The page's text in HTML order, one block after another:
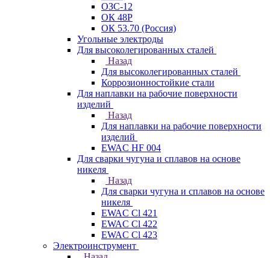
ОЗС-12
ОК 48Р
ОК 53.70 (Россия)
Угольные электроды
Для высоколегированных сталей
Назад
Для высоколегированных сталей
Коррозионностойкие стали
Для наплавки на рабочие поверхности
изделий
Назад
Для наплавки на рабочие поверхности
изделий
EWAC HF 004
Для сварки чугуна и сплавов на основе
никеля
Назад
Для сварки чугуна и сплавов на основе
никеля
EWAC Cl 421
EWAC Cl 422
EWAC Cl 423
Электроинструмент